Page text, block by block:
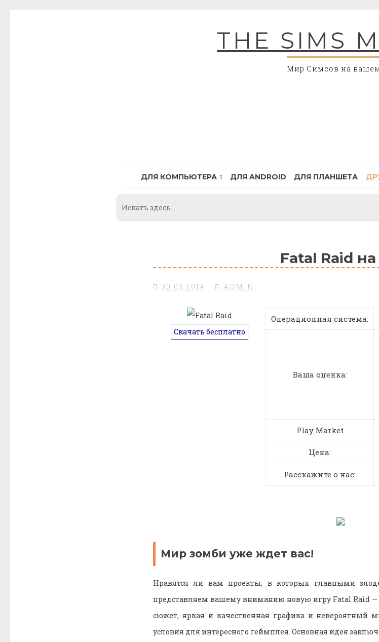
THE SIMS
Мир Симсов на
ДЛЯ КОМПЬЮТЕРА ДЛЯ ANDROID ДЛЯ ПЛАНШЕТА
Fatal Raid
30.03.2019 ADMIN
Скачать бесплатно
Операционная система:
Ваша оценка:
Play Market
Цена:
Расскажите о нас:
Мир зомби уже ждет вас!
Нравятся ли вам проекты, в которых главными
представляем вашему вниманию новую игру Fatal Raid —
сюжет, яркая и качественная графика и невероятный
условия для интересного геймплея. Основная идея